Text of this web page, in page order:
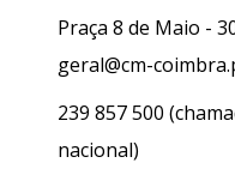
Praça 8 de Maio -
geral@cm-
239 857 500
nacional)